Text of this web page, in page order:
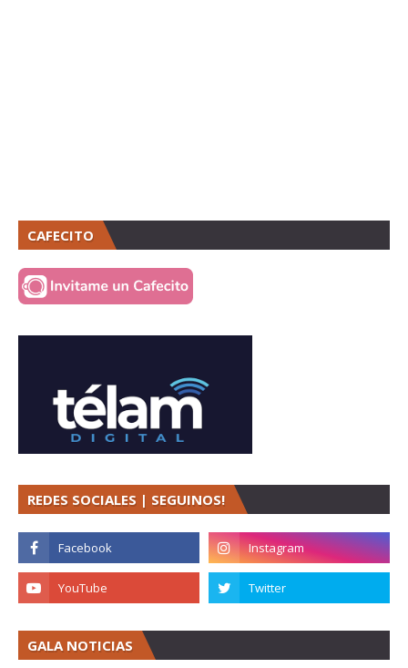
CAFECITO
REDES SOCIALES | SEGUINOS!
GALA NOTICIAS